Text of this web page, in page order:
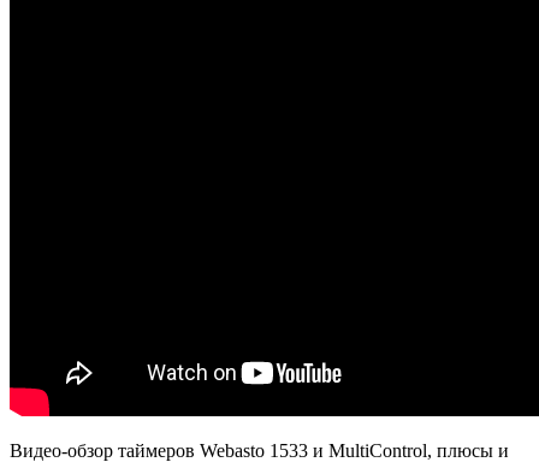
Видео-обзор таймеров Webasto 1533 и MultiControl, плюсы и